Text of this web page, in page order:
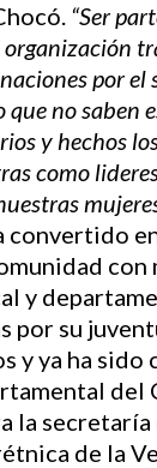
“Ser
por el
que no saben
y hechos
como
convertido
con
y
por su
y ya ha sido
del
la secretaría
de la